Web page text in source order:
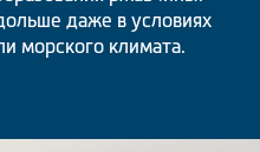
даже в условиях
морского климата.